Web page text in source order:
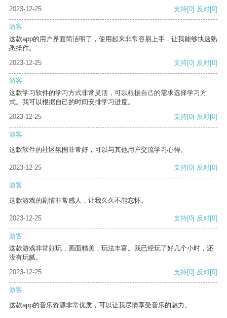
2023-12-25 支持[0] 反对[0]
游客
这款app的用户界面简洁明了，使用起来非常容易上手，让我能够快速熟
悉操作。
2023-12-25
支持[0] 反对[0]
游客
这款学习软件的学习方式非常灵活，可以根据自己的需求选择学习方
式。我可以根据自己的时间安排学习进度。
2023-12-25
支持[0] 反对[0]
游客
这款软件的社区氛围非常好，可以与其他用户交流学习心得。
2023-12-25 支持[0] 反对[0]
游客
这款游戏的剧情非常感人，让我久久不能忘怀。
2023-12-25 支持[0] 反对[0]
游客
这款游戏非常好玩，画面精美，玩法丰富。我已经玩了好几个小时，还
没有玩腻。
2023-12-25
支持[0] 反对[0]
游客
这款app的音乐资源非常优质，可以让我尽情享受音乐的魅力。